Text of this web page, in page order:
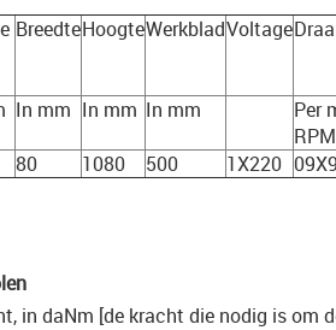
BreedteHoogteWerkbladVoltage
In mm In mm In mm
Per
RPM
80 1080 500 1X220
in daNm [de kracht die nodig is om